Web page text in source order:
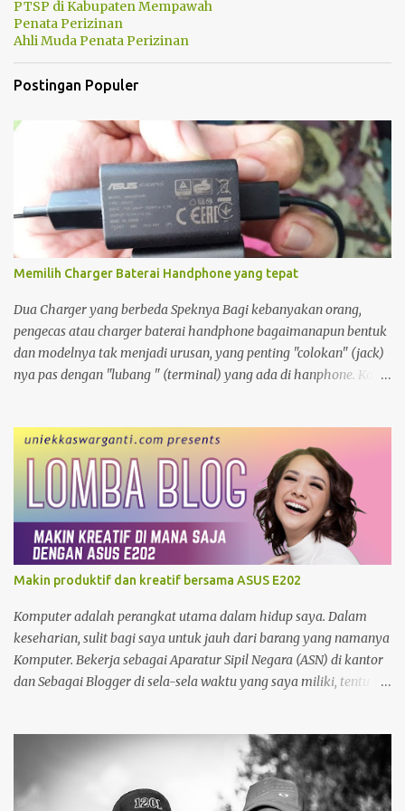
PTSP di Kabupaten Mempawah
Penata Perizinan
Ahli Muda Penata Perizinan
Postingan Populer
Memilih Charger Baterai Handphone yang tepat
Dua Charger yang berbeda Speknya Bagi kebanyakan orang,
pengecas atau charger baterai handphone bagaimanapun bentuk
dan modelnya tak menjadi urusan, yang penting "colokan" (jack)
nya pas dengan "lubang " (terminal) yang ada di hanphone. Kalau
dipakai kakak. Apalagi kalau ditengah perjalanan kehabisan
baterai, minjam charger di warung atau toko. nggak tahu
speknya asal maen colok-colokin.
Makin produktif dan kreatif bersama ASUS E202
Komputer adalah perangkat utama dalam hidup saya. Dalam
keseharian, sulit bagi saya untuk jauh dari barang yang namanya
Komputer. Bekerja sebagai Aparatur Sipil Negara (ASN) di kantor
dan Sebagai Blogger di sela-sela waktu yang saya miliki, tentu
komputer juga saya gunakan untuk mengolah foto dan
mempublishnya ke social media yang saya miliki, memindahkan
foto dari kamera DSLR maupun foto dari Zenfone ke harddisk